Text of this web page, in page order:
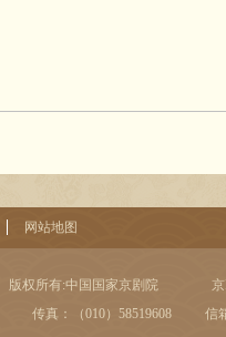
网站地图
版权所有:中国国家京剧院
传真：（010）58519608 信